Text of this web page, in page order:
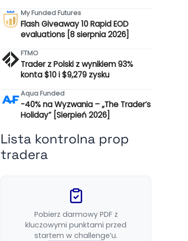
My Funded Futures
Flash Giveaway 10 Rapid EOD
evaluations [8 sierpnia 2026]
FTMO
Trader z Polski z wynikiem 93%
konta $10 i $9,279 zysku
Aqua Funded
-40% na Wyzwania – „The Trader’s
Holiday” [Sierpień 2026]
Lista kontrolna prop
tradera
Pobierz darmowy PDF z
kluczowymi punktami przed
startem w challenge’u.